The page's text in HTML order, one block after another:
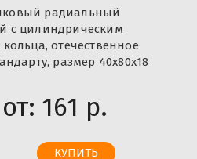
радиальный
с цилиндрическим
отечественное
размер 40x80x18
161 р.